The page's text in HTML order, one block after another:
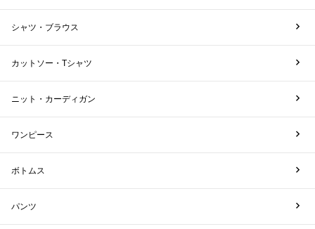
シャツ・ブラウス
カットソー・Tシャツ
ニット・カーディガン
ワンピース
ボトムス
パンツ